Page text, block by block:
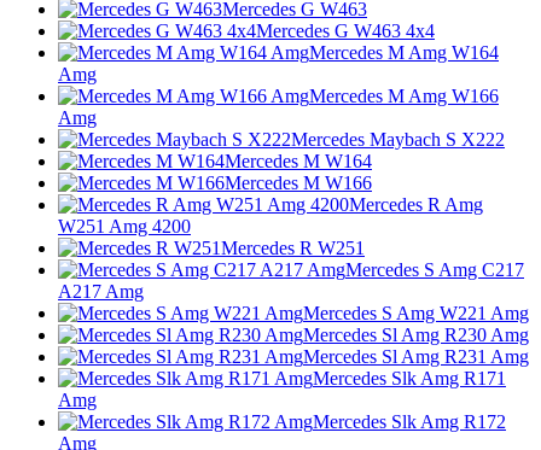
Mercedes G W463
Mercedes G W463 4x4
Mercedes M Amg W164
Amg
Mercedes M Amg W166
Amg
Mercedes Maybach S X222
Mercedes M W164
Mercedes M W166
Mercedes R Amg
W251 Amg 4200
Mercedes R W251
Mercedes S Amg C217
A217 Amg
Mercedes S Amg W221 Amg
Mercedes Sl Amg R230 Amg
Mercedes Sl Amg R231 Amg
Mercedes Slk Amg R171
Amg
Mercedes Slk Amg R172
Amg